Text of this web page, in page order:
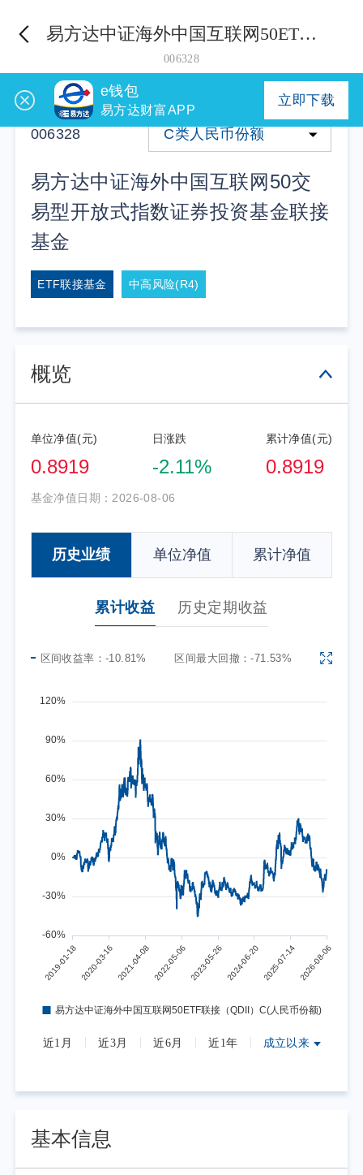
易方达中证海外中国互联网50ETF联接（QDII）C(人民币份额)
006328
006328 C类人民币份额
易方达中证海外中国互联网50交
易型开放式指数证券投资基金联接
基金
ETF联接基金 中高风险(R4)
概览
单位净值(元)
0.8919
日涨跌
-2.11%
累计净值(元)
0.8919
基金净值日期： 2026-08-06
历史业绩 单位净值 累计净值
累计收益 历史定期收益
区间收益率： -10.81% 区间最大回撤：-71.53%
近1月 近3月 近6月 近1年 成立以来
基本信息
e钱包
易方达财富APP
立即下载